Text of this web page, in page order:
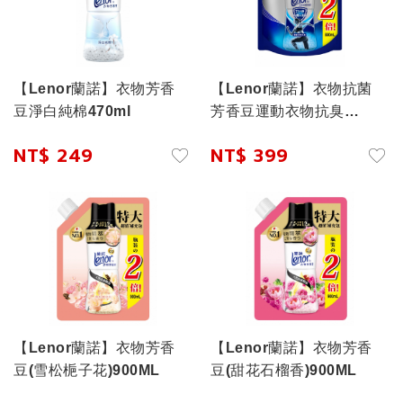
【Lenor蘭諾】衣物芳香
豆淨白純棉470ml
NT$ 249
【Lenor蘭諾】衣物抗菌
芳香豆運動衣物抗臭
NT$ 399
【Lenor蘭諾】衣物芳香
豆(雪松梔子花)900ML
【Lenor蘭諾】衣物芳香
豆(甜花石榴香)900ML